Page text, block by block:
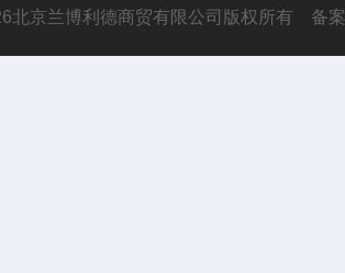
北京兰博利德商贸有限公司版权所有 备